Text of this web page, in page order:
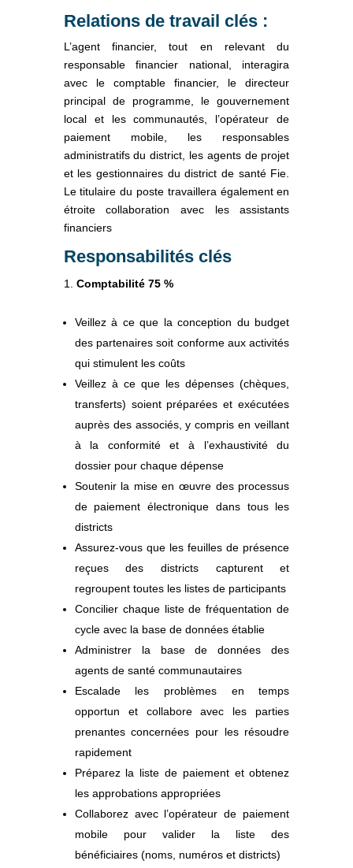
Relations de travail clés :
L’agent financier, tout en relevant du
responsable financier national, interagira
avec le comptable financier, le directeur
principal de programme, le gouvernement
local et les communautés, l’opérateur de
paiement mobile, les responsables
administratifs du district, les agents de projet
et les gestionnaires du district de santé Fie.
Le titulaire du poste travaillera également en
étroite collaboration avec les assistants
financiers
Responsabilités clés
Comptabilité 75 %
Veillez à ce que la conception du budget
des partenaires soit conforme aux activités
qui stimulent les coûts
Veillez à ce que les dépenses (chèques,
transferts) soient préparées et exécutées
auprès des associés, y compris en veillant
à la conformité et à l’exhaustivité du
dossier pour chaque dépense
Soutenir la mise en œuvre des processus
de paiement électronique dans tous les
districts
Assurez-vous que les feuilles de présence
reçues des districts capturent et
regroupent toutes les listes de participants
Concilier chaque liste de fréquentation de
cycle avec la base de données établie
Administrer la base de données des
agents de santé communautaires
Escalade les problèmes en temps
opportun et collabore avec les parties
prenantes concernées pour les résoudre
rapidement
Préparez la liste de paiement et obtenez
les approbations appropriées
Collaborez avec l’opérateur de paiement
mobile pour valider la liste des
bénéficiaires (noms, numéros et districts)